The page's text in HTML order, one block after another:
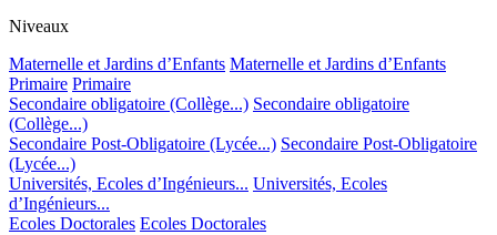
Niveaux
Maternelle et Jardins d’Enfants Maternelle et Jardins d’Enfants
Primaire Primaire
Secondaire obligatoire (Collège...) Secondaire obligatoire
(Collège...)
Secondaire Post-Obligatoire (Lycée...) Secondaire Post-Obligatoire
(Lycée...)
Universités, Ecoles d’Ingénieurs... Universités, Ecoles
d’Ingénieurs...
Ecoles Doctorales Ecoles Doctorales